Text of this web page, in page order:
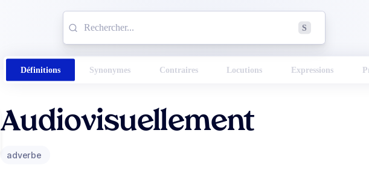
S
Définitions Synonymes Contraires Locutions Expressions
Audiovisuellement
adverbe